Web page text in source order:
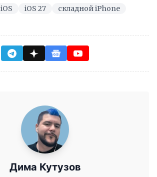
iOS iOS 27 складной iPhone
Дима Кутузов